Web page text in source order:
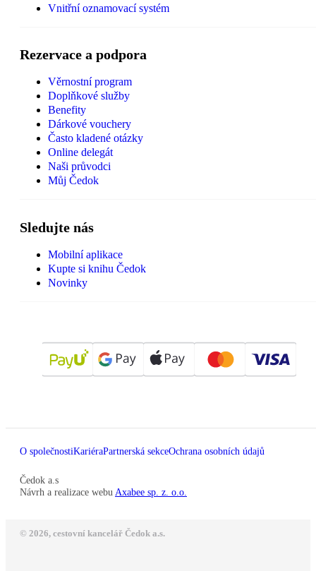
Vnitřní oznamovací systém
Rezervace a podpora
Věrnostní program
Doplňkové služby
Benefity
Dárkové vouchery
Často kladené otázky
Online delegát
Naši průvodci
Můj Čedok
Sledujte nás
Mobilní aplikace
Kupte si knihu Čedok
Novinky
O společnostiKariéraPartnerská sekceOchrana osobních údajů
Čedok a.s
Návrh a realizace webu Axabee sp. z. o.o.
© 2026, cestovní kancelář Čedok a.s.